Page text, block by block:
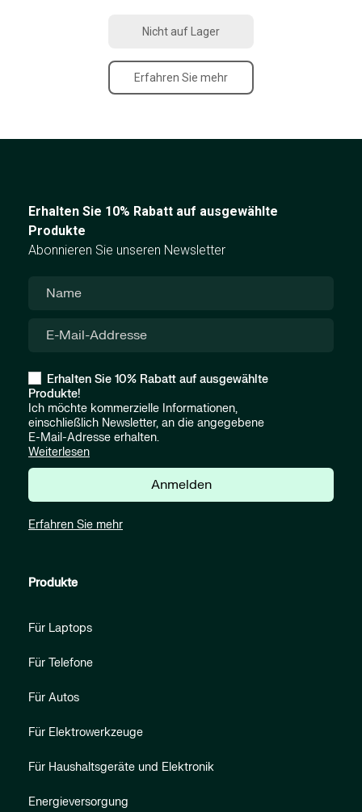
Nicht auf Lager
Erfahren Sie mehr
Erhalten Sie 10% Rabatt auf ausgewählte
Produkte
Abonnieren Sie unseren Newsletter
Erhalten Sie 10% Rabatt auf ausgewählte
Produkte!
Ich möchte kommerzielle Informationen,
einschließlich Newsletter, an die angegebene
E-Mail-Adresse erhalten.
Weiterlesen
Anmelden
Erfahren Sie mehr
Produkte
Für Laptops
Für Telefone
Für Autos
Für Elektrowerkzeuge
Für Haushaltsgeräte und Elektronik
Energieversorgung